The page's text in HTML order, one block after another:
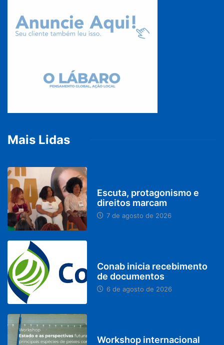
Mais Lidas
Escuta, protagonismo e
direitos marcam
7 de agosto de 2026
Conab inicia recebimento
de documentos
6 de agosto de 2026
Workshop internacional